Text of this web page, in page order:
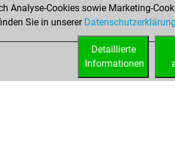
Analyse-Cookies sowie Marketing-
Sie in unserer Datenschutzerklärung
Detaillierte
Informationen